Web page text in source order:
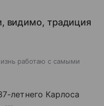
видимо, традиция
работаю с самыми
летнего Карлоса